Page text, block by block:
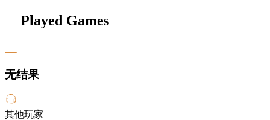
Played Games
无结果
其他玩家